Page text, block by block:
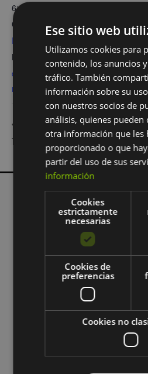
6:00 pm
Categorías de Evento:
Evento
Etiquetas del Evento:
circo emmas,fnac
majadahonda,ingles
VIII CROSS DEL
TORREVILANO
CHARLA-CAFÉ
PATRIZIA ALROD
Emma’s, al servicio de la
innovación educativa
Ese sitio web
Utilizamos cookies para
contenido, los anuncios
tráfico. También
información sobre su
con nuestros socios de
análisis, quienes
otra información que les
proporcionado o que
partir del uso de sus
información
Cookies
estrictamente
necesarias
Cookies de
preferencias
Cookies no